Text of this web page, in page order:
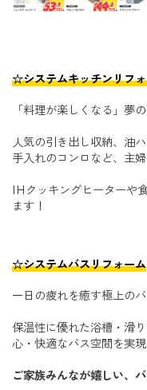
☆システムキッチンリフ
「料理が楽しくなる」夢
人気の引き出し収納、油
手入れのコンロなど、主
IHクッキングヒーターや
ます！
☆システムバスリフォーム
一日の疲れを癒す極上の
保温性に優れた浴槽・滑
心・快適なバス空間を実現
ご家族みんなが嬉しい、